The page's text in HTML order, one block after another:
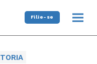
Filie-se